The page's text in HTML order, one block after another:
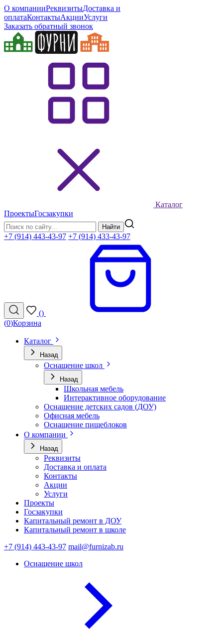
О компанииРеквизитыДоставка и
оплатаКонтактыАкцииУслуги
Заказать обратный звонок
Каталог
ПроектыГосзакупки
Найти
+7 (914) 443-43-97 +7 (914) 433-43-97
()
(0)Корзина
Каталог
Назад
Оснащение школ
Назад
Школьная мебель
Интерактивное оборудование
Оснащение детских садов (ДОУ)
Офисная мебель
Оснащение пищеблоков
О компании
Назад
Реквизиты
Доставка и оплата
Контакты
Акции
Услуги
Проекты
Госзакупки
Капитальный ремонт в ДОУ
Капитальный ремонт в школе
+7 (914) 443-43-97 mail@furnizab.ru
Оснащение школ